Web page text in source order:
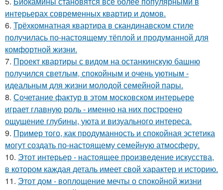
интерьерах современных квартир и домов.
6. Трёхкомнатная квартира в скандинавском стиле
получилась по-настоящему тёплой и продуманной для
комфортной жизни.
7. Проект квартиры с видом на останкинскую башню
получился светлым, спокойным и очень уютным -
идеальным для жизни молодой семейной пары.
8. Сочетание фактур в этом московском интерьере
играет главную роль - именно на них построено
ощущение глубины, уюта и визуального интереса.
9. Пример того, как продуманность и спокойная эстетика
могут создать по-настоящему семейную атмосферу.
10. Этот интерьер - настоящее произведение искусства,
в котором каждая деталь имеет свой характер и историю.
11. Этот дом - воплощение мечты о спокойной жизни